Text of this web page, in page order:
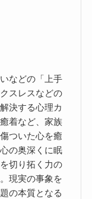
などの「上手
スレスなどの
決する心理カ
着など、家族
ついた心を癒
の奥深くに眠
切り拓く力の
現実の事象を
の本質となる